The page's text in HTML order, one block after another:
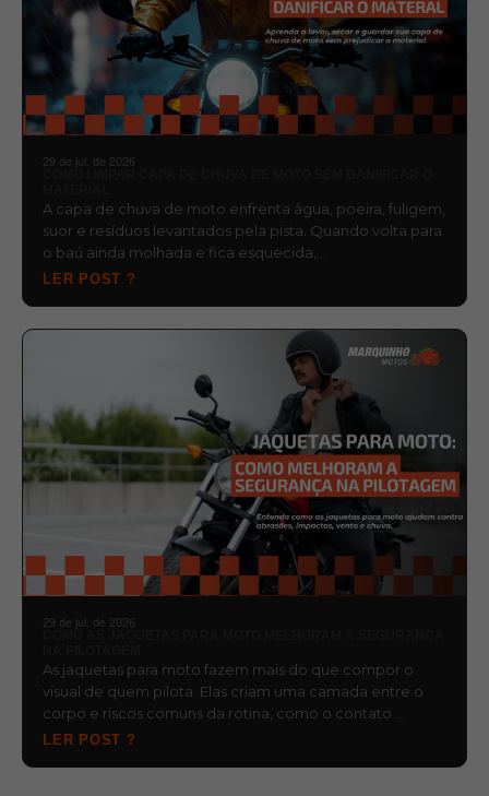
29 de jul. de 2026
A capa de chuva de moto enfrenta água, poeira, fuligem,
suor e resíduos levantados pela pista. Quando volta para
o baú ainda molhada e fica esquecida,…
LER POST ?
29 de jul. de 2026
As jaquetas para moto fazem mais do que compor o
visual de quem pilota. Elas criam uma camada entre o
corpo e riscos comuns da rotina, como o contato …
LER POST ?